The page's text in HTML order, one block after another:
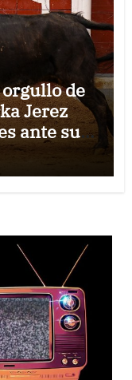
de
Jerez
ante su